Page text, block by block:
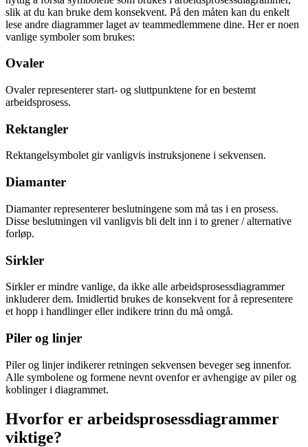
slik at du kan bruke dem konsekvent. På den måten kan du enkelt
lese andre diagrammer laget av teammedlemmene dine. Her er noen
vanlige symboler som brukes:
Ovaler
Ovaler representerer start- og sluttpunktene for en bestemt
arbeidsprosess.
Rektangler
Rektangelsymbolet gir vanligvis instruksjonene i sekvensen.
Diamanter
Diamanter representerer beslutningene som må tas i en prosess.
Disse beslutningen vil vanligvis bli delt inn i to grener / alternative
forløp.
Sirkler
Sirkler er mindre vanlige, da ikke alle arbeidsprosessdiagrammer
inkluderer dem. Imidlertid brukes de konsekvent for å representere
et hopp i handlinger eller indikere trinn du må omgå.
Piler og linjer
Piler og linjer indikerer retningen sekvensen beveger seg innenfor.
Alle symbolene og formene nevnt ovenfor er avhengige av piler og
koblinger i diagrammet.
Hvorfor er arbeidsprosessdiagrammer
viktige?